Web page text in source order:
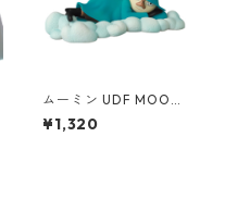
ムーミン UDF MOOMI
N ヨクサル（寝） フィ
ギュア
¥1,320